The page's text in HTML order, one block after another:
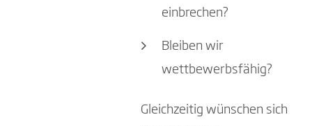
einbrechen?
Bleiben wir
wettbewerbsfähig?
Gleichzeitig wünschen sich